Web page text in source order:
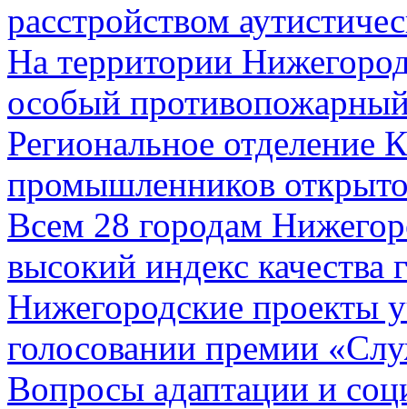
расстройством
На территории
особый
Региональное отделение
промышленников
Всем 28 городам
высокий индекс качества
Нижегородские проекты
голосовании премии
Вопросы адаптации и